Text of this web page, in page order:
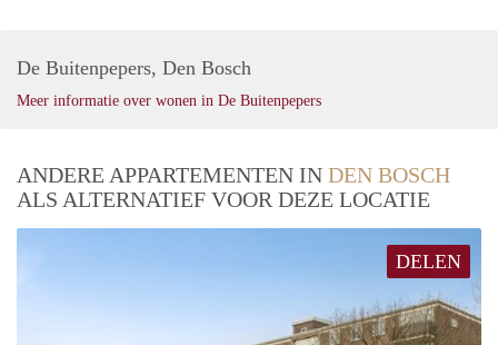
De Buitenpepers, Den Bosch
Meer informatie over wonen in De Buitenpepers
ANDERE APPARTEMENTEN IN DEN BOSCH
ALS ALTERNATIEF VOOR DEZE LOCATIE
DELEN